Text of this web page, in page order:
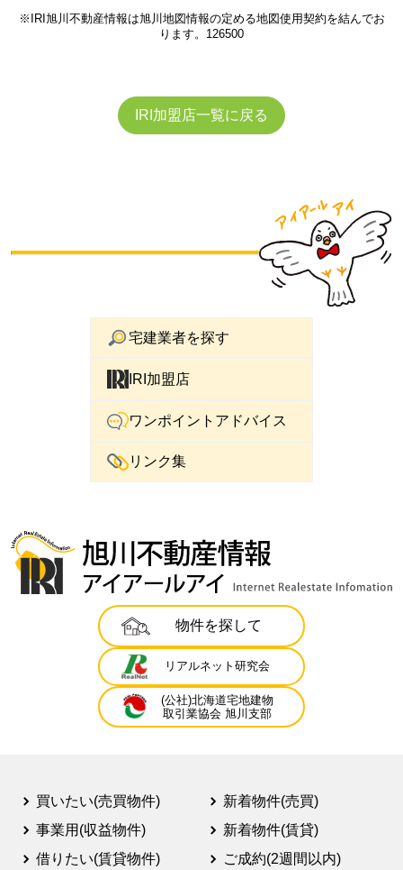
※IRI旭川不動産情報は旭川地図情報の定める地図使用契約を結んでお
ります。126500
IRI加盟店一覧に戻る
宅建業者を探す
IRI加盟店
ワンポイントアドバイス
リンク集
物件を探して
リアルネット研究会
(公社)北海道宅地建物
取引業協会 旭川支部
買いたい(売買物件)
事業用(収益物件)
借りたい(賃貸物件)
新着物件(売買)
新着物件(賃貸)
ご成約(2週間以内)